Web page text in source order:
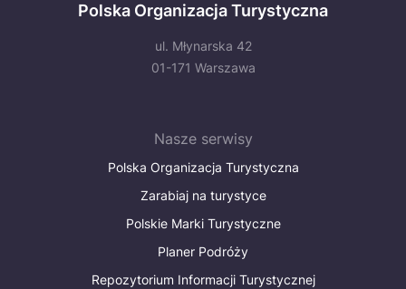
Polska Organizacja Turystyczna
ul. Młynarska 42
01-171 Warszawa
Nasze serwisy
Polska Organizacja Turystyczna
Zarabiaj na turystyce
Polskie Marki Turystyczne
Planer Podróży
Repozytorium Informacji Turystycznej